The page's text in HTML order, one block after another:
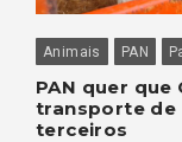
Animais PAN
PAN quer
transporte de
terceiros